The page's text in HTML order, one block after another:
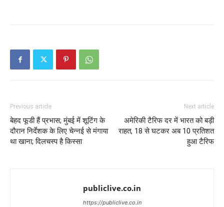
Previous article
बेहद फूडी हैं प्रभास; मुंबई में शूटिंग के
दौरान निर्देशक के लिए चेन्नई से मंगाया
था खाना; दिलचस्प है किस्सा
Next article
अमेरिकी टैरिफ दर में भारत को बड़ी
राहत, 18 से घटकर अब 10 प्रतिशत
हुआ टैरिफ
publiclive.co.in
https://publiclive.co.in